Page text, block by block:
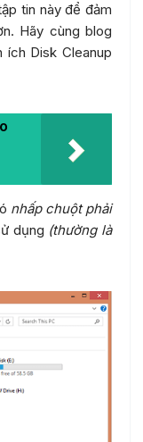
tin này để đảm
Hãy cùng blog
Disk Cleanup
nhấp chuột phải
dụng (thường là